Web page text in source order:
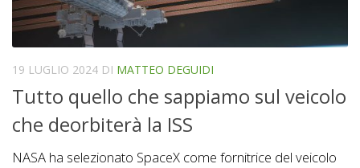
19 LUGLIO 2024 DI MATTEO DEGUIDI
Tutto quello che sappiamo sul veicolo
che deorbiterà la ISS
NASA ha selezionato SpaceX come fornitrice del veicolo